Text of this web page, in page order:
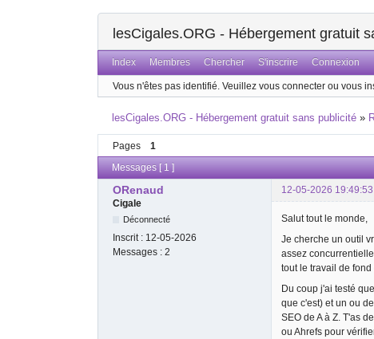
lesCigales.ORG - Hébergement gratuit
Index Membres Chercher S'inscrire Connexion
Vous n'êtes pas identifié. Veuillez vous connecter ou vous
lesCigales.ORG - Hébergement gratuit sans publicité »
Pages 1
Messages [ 1 ]
ORenaud 12-05-2026 19:49:53
Cigale
Déconnecté
Inscrit : 12-05-2026
Messages : 2
Salut tout le monde,
Je cherche un outil
assez
tout le travail de
Du coup j'ai testé
que c'est) et un ou
SEO de A à Z. T'as
ou Ahrefs pour